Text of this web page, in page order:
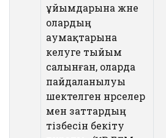
ұйымдарына және
олардың
аумақтарына
әкелуге тыйым
салынған, оларда
пайдаланылуы
шектелген нәрселер
мен заттардың
тізбесін бекіту